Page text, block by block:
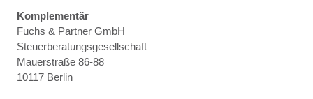
Komplementär
Fuchs & Partner GmbH
Steuerberatungsgesellschaft
Mauerstraße 86-88
10117 Berlin